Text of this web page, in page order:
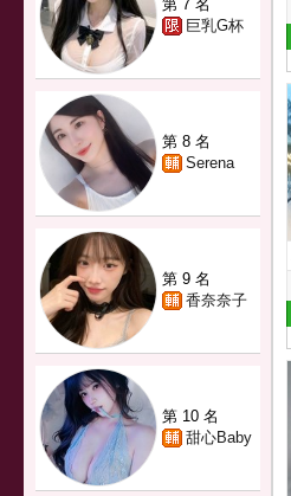
第 7 名
巨乳G杯
第 8 名
Serena
第 9 名
香奈奈子
第 10 名
甜心Baby